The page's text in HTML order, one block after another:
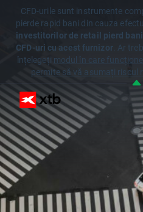
CFD-urile sunt instrumente
pierde rapid bani din cauza
investitorilor de retail pierd
CFD-uri cu acest furnizor. Ar
înțelegeți modul în care
permite să vă asumați riscul